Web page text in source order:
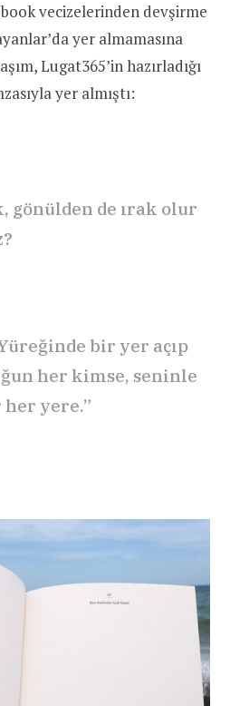
vecizelerinden devşirme
yer almamasına
Lugat365’in hazırladığı
yer almıştı:
gönülden de ırak olur
bir yer açıp
her kimse, seninle
yere.”